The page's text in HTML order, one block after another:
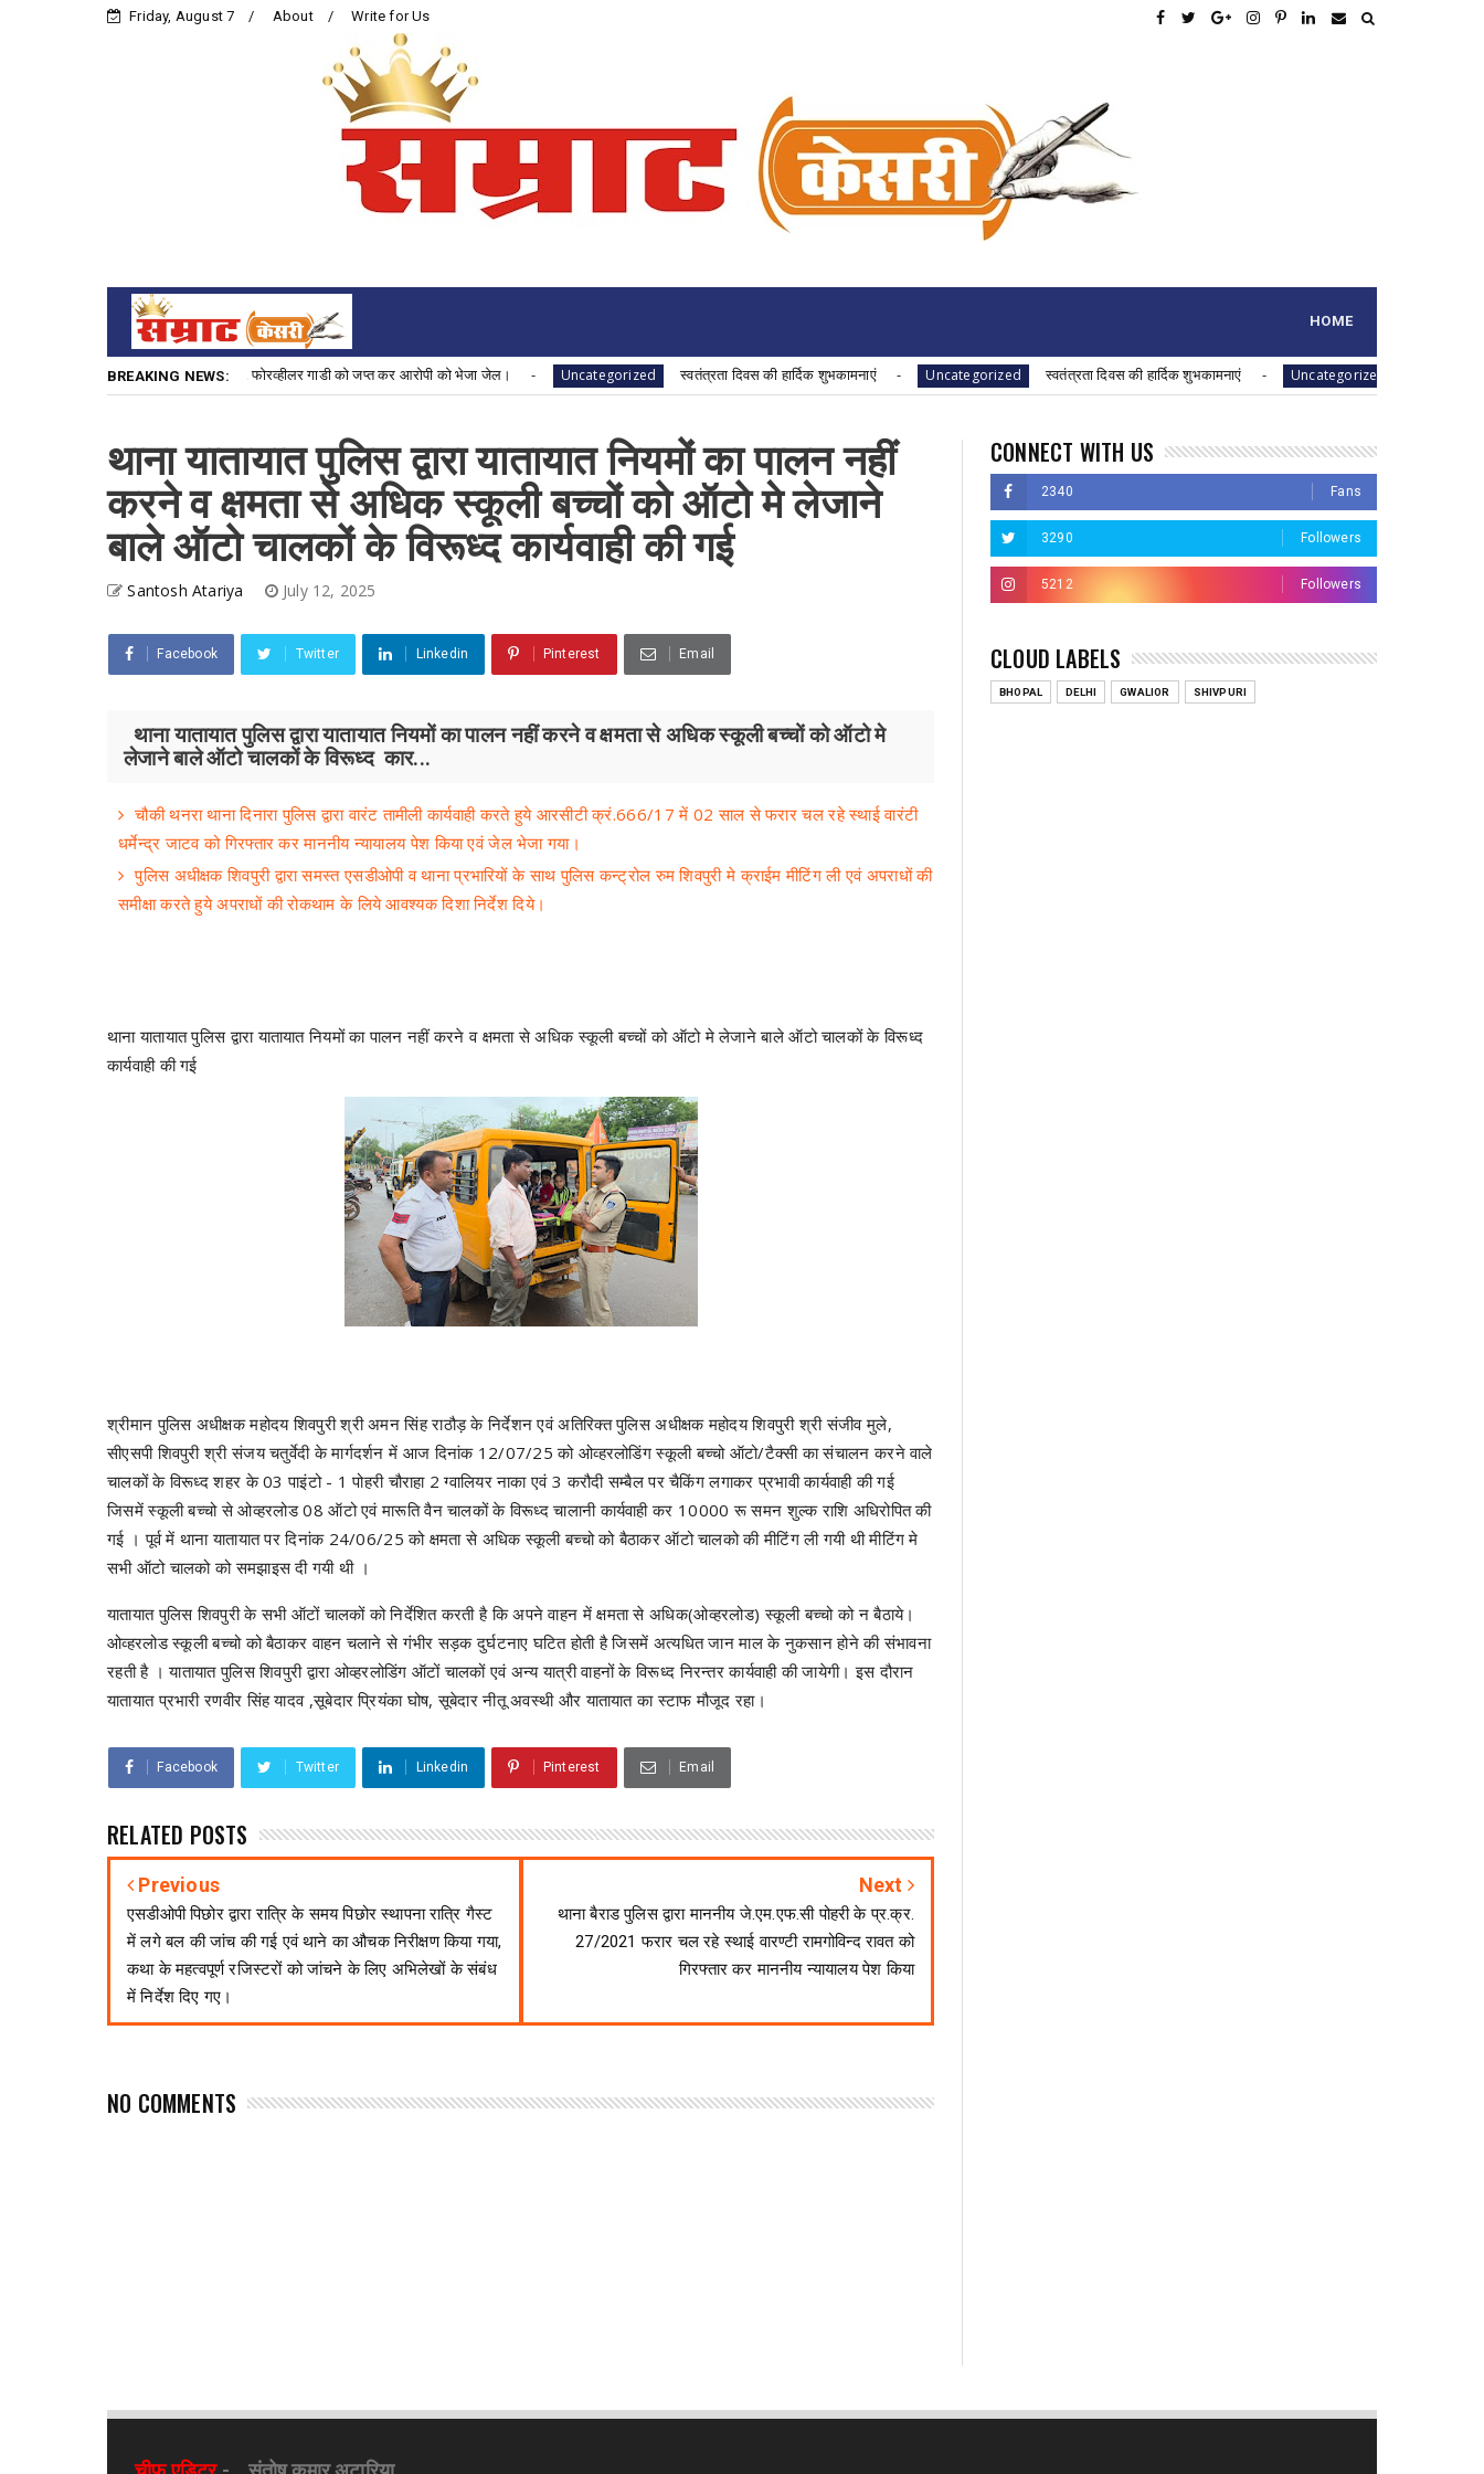
Friday, August 7 About Write for Us
HOME
BREAKING NEWS:
कर अपराध में प्रयुक्त पिस्टल व फोरव्हीलर गाडी को जप्त कर आरोपी को भेजा जेल। Uncategorized स्वतंत्रता दिवस की हार्दिक शुभकामनाएं Uncategorized स्वतंत्रता दिवस की हार्दिक शुभकामनाएं Uncategorized स्वतंत्रता दिवस की
थाना यातायात पुलिस द्वारा यातायात नियमों का पालन नहीं
करने व क्षमता से अधिक स्कूली बच्चों को ऑटो मे लेजाने
बाले ऑटो चालकों के विरूध्द कार्यवाही की गई
Santosh Atariya July 12, 2025
Facebook Twitter Linkedin Pinterest Email
थाना यातायात पुलिस द्वारा यातायात नियमों का पालन नहीं करने व क्षमता से अधिक स्कूली बच्चों को ऑटो मे
लेजाने बाले ऑटो चालकों के विरूध्द कार...
चौकी थनरा थाना दिनारा पुलिस द्वारा वारंट तामीली कार्यवाही करते हुये आरसीटी क्रं.666/17 में 02 साल से फरार चल रहे स्थाई वारंटी
धर्मेन्द्र जाटव को गिरफ्तार कर माननीय न्यायालय पेश किया एवं जेल भेजा गया।
पुलिस अधीक्षक शिवपुरी द्वारा समस्त एसडीओपी व थाना प्रभारियों के साथ पुलिस कन्ट्रोल रुम शिवपुरी मे क्राईम मीटिंग ली एवं अपराधों की
समीक्षा करते हुये अपराधों की रोकथाम के लिये आवश्यक दिशा निर्देश दिये।
थाना यातायात पुलिस द्वारा यातायात नियमों का पालन नहीं करने व क्षमता से अधिक स्कूली बच्चों को ऑटो मे लेजाने बाले ऑटो चालकों के विरूध्द
कार्यवाही की गई
श्रीमान पुलिस अधीक्षक महोदय शिवपुरी श्री अमन सिंह राठौड़ के निर्देशन एवं अतिरिक्त पुलिस अधीक्षक महोदय शिवपुरी श्री संजीव मुले,
सीएसपी शिवपुरी श्री संजय चतुर्वेदी के मार्गदर्शन में आज दिनांक 12/07/25 को ओव्हरलोडिंग स्कूली बच्चो ऑटो/टैक्सी का संचालन करने वाले
चालकों के विरूध्द शहर के 03 पाइंटो - 1 पोहरी चौराहा 2 ग्वालियर नाका एवं 3 करौदी सम्बैल पर चैकिंग लगाकर प्रभावी कार्यवाही की गई
जिसमें स्कूली बच्चो से ओव्हरलोड 08 ऑटो एवं मारूति वैन चालकों के विरूध्द चालानी कार्यवाही कर 10000 रू समन शुल्क राशि अधिरोपित की
गई । पूर्व में थाना यातायात पर दिनांक 24/06/25 को क्षमता से अधिक स्कूली बच्चो को बैठाकर ऑटो चालको की मीटिंग ली गयी थी मीटिंग मे
सभी ऑटो चालको को समझाइस दी गयी थी ।
यातायात पुलिस शिवपुरी के सभी ऑटों चालकों को निर्देशित करती है कि अपने वाहन में क्षमता से अधिक(ओव्हरलोड) स्कूली बच्चो को न बैठाये।
ओव्हरलोड स्कूली बच्चो को बैठाकर वाहन चलाने से गंभीर सड़क दुर्घटनाए घटित होती है जिसमें अत्यधित जान माल के नुकसान होने की संभावना
रहती है । यातायात पुलिस शिवपुरी द्वारा ओव्हरलोडिंग ऑटों चालकों एवं अन्य यात्री वाहनों के विरूध्द निरन्तर कार्यवाही की जायेगी। इस दौरान
यातायात प्रभारी रणवीर सिंह यादव ,सूबेदार प्रियंका घोष, सूबेदार नीतू अवस्थी और यातायात का स्टाफ मौजूद रहा।
Facebook Twitter Linkedin Pinterest Email
RELATED POSTS
Previous
एसडीओपी पिछोर द्वारा रात्रि के समय पिछोर स्थापना रात्रि गैस्ट
में लगे बल की जांच की गई एवं थाने का औचक निरीक्षण किया गया,
कथा के महत्वपूर्ण रजिस्टरों को जांचने के लिए अभिलेखों के संबंध
में निर्देश दिए गए।
Next
थाना बैराड पुलिस द्वारा माननीय जे.एम.एफ.सी पोहरी के प्र.क्र.
27/2021 फरार चल रहे स्थाई वारण्टी रामगोविन्द रावत को
गिरफ्तार कर माननीय न्यायालय पेश किया
NO COMMENTS
CONNECT WITH US
2340 Fans
3290 Followers
5212 Followers
CLOUD LABELS
BHOPAL DELHI GWALIOR SHIVPURI